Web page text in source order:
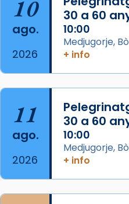
Arquebisbat de
2 weeks ago
Memòria de les
Acompanyant la
partir de l’Edat
que les santes
Semproniana
eterna”) són
frare Joan Gaspar
que les santes són
Mataró en
10
ago.
2026
30 a 60
10:00
Medjugorje,
+ info
11
ago.
2026
30 a 60
10:00
Medjugorje,
+ info